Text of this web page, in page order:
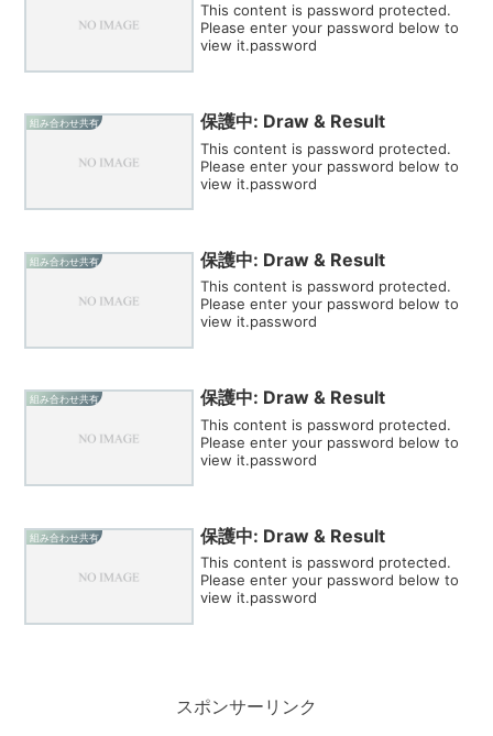
This content is password protected.
Please enter your password below to
view it.password
組み合わせ共有 保護中: Draw & Result
This content is password protected.
Please enter your password below to
view it.password
組み合わせ共有 保護中: Draw & Result
This content is password protected.
Please enter your password below to
view it.password
組み合わせ共有 保護中: Draw & Result
This content is password protected.
Please enter your password below to
view it.password
組み合わせ共有 保護中: Draw & Result
This content is password protected.
Please enter your password below to
view it.password
スポンサーリンク